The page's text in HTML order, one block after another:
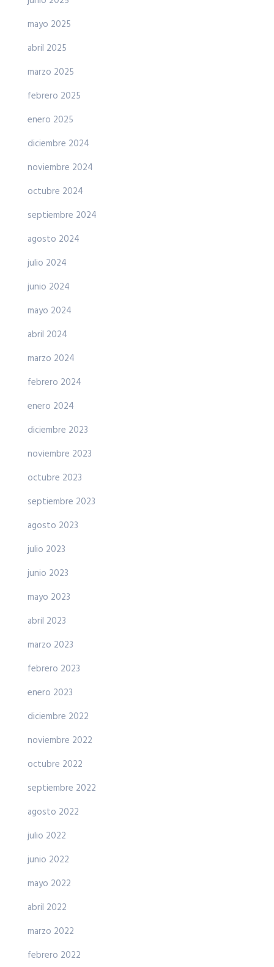
mayo 2025
abril 2025
marzo 2025
febrero 2025
enero 2025
diciembre 2024
noviembre 2024
octubre 2024
septiembre 2024
agosto 2024
julio 2024
junio 2024
mayo 2024
abril 2024
marzo 2024
febrero 2024
enero 2024
diciembre 2023
noviembre 2023
octubre 2023
septiembre 2023
agosto 2023
julio 2023
junio 2023
mayo 2023
abril 2023
marzo 2023
febrero 2023
enero 2023
diciembre 2022
noviembre 2022
octubre 2022
septiembre 2022
agosto 2022
julio 2022
junio 2022
mayo 2022
abril 2022
marzo 2022
febrero 2022